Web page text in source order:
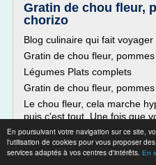
En poursuivant votre navigation sur ce site,
l'utilisation de cookies pour vous proposer
services adaptés à vos centres d'intérêts. En
Gratin de chou fleur,
chorizo
Blog culinaire qui fait voyager
Gratin de chou fleur,
Légumes Plats complets
Gratin de chou fleur,
Le chou fleur, cela marche
puis c'est tout. Une fois que
dites, bon sang mais c'est
évidence. Vous trouverez sur
déclinaisons de ce...